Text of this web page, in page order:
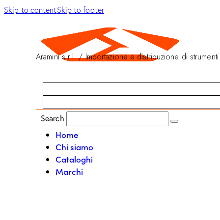
Skip to contentSkip to footer
Aramini s.r.l. / Importazione e distribuzione di strumenti
Search
Home
Chi siamo
Cataloghi
Marchi